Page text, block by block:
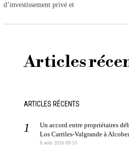
d’investissement privé et
Articles
ARTICLES RÉCENTS
Un accord entre propriétaires
Los Carriles-Valgrande à
8 août 2026 09:53